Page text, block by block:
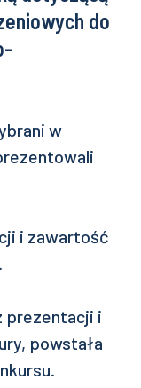
do
w
i zawartość
prezentacji i
powstała